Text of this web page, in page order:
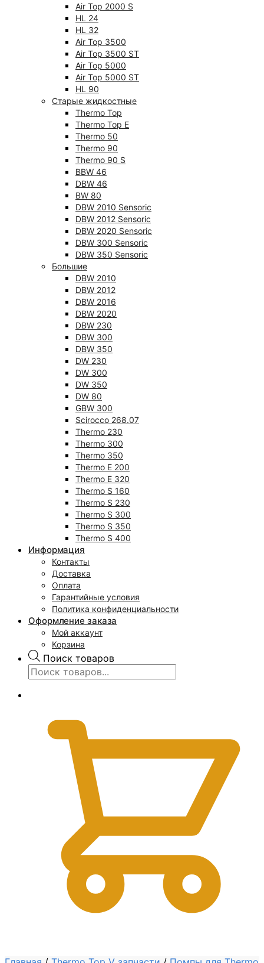
Air Top 2000 S
HL 24
HL 32
Air Top 3500
Air Top 3500 ST
Air Top 5000
Air Top 5000 ST
HL 90
Старые жидкостные
Thermo Top
Thermo Top E
Thermo 50
Thermo 90
Thermo 90 S
BBW 46
DBW 46
BW 80
DBW 2010 Sensoric
DBW 2012 Sensoric
DBW 2020 Sensoric
DBW 300 Sensoric
DBW 350 Sensoric
Большие
DBW 2010
DBW 2012
DBW 2016
DBW 2020
DBW 230
DBW 300
DBW 350
DW 230
DW 300
DW 350
DW 80
GBW 300
Scirocco 268.07
Thermo 230
Thermo 300
Thermo 350
Thermo E 200
Thermo E 320
Thermo S 160
Thermo S 230
Thermo S 300
Thermo S 350
Thermo S 400
Информация
Контакты
Доставка
Оплата
Гарантийные условия
Политика конфиденциальности
Оформление заказа
Мой аккаунт
Корзина
Поиск товаров